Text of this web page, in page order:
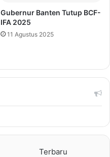
Gubernur Banten Tutup BCF-
IFA 2025
11 Agustus 2025
Terbaru